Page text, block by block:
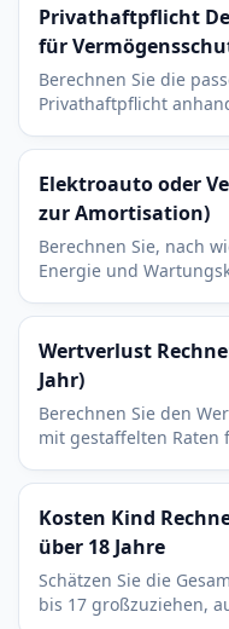
Privathaftpflicht
für
Berechnen Sie die
Privathaftpflicht
Elektroauto oder
zur Amortisation)
Berechnen Sie, nach
Energie und
Wertverlust
Jahr)
Berechnen Sie den
mit gestaffelten Raten
Kosten Kind
über 18 Jahre
Schätzen Sie die
bis 17 großzuziehen,